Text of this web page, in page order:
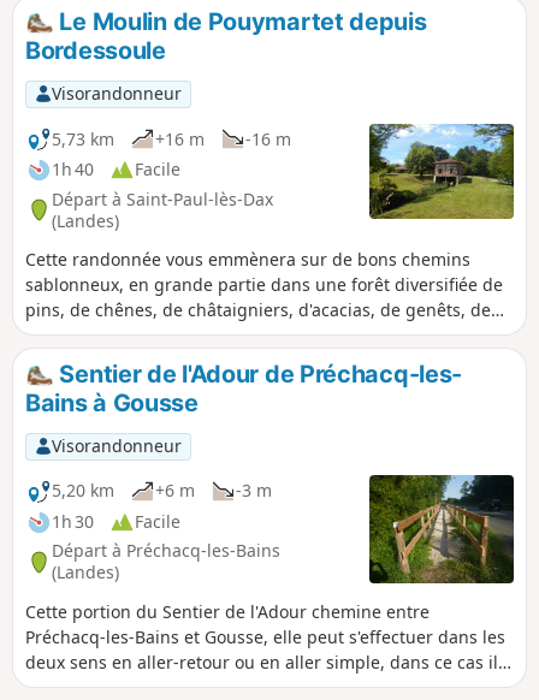
simple, dans ce cas il est nécessaire de
s'organiser à deux véhicules.
Le Moulin de Pouymartet depuis
Bordessoule
Visorandonneur
5,73 km
+16 m
-16 m
1h 40
Facile
Départ à Saint-Paul-lès-Dax
(Landes)
Cette randonnée vous emmènera sur de bons chemins
sablonneux, en grande partie dans une forêt diversifiée de
pins, de chênes, de châtaigniers, d'acacias, de genêts, de
fougères etc... Vous pourrez admirer depuis le Chemin de
Bouhette, le magnifique Moulin de Pouymartet et traverser
le Ruisseau de Cabanes sur un étroit pont de 30 cm (facile).
Sentier de l'Adour de Préchacq-les-
Bains à Gousse
Visorandonneur
5,20 km
+6 m
-3 m
1h 30
Facile
Départ à Préchacq-les-Bains
(Landes)
Cette portion du Sentier de l'Adour chemine entre
Préchacq-les-Bains et Gousse, elle peut s'effectuer dans les
deux sens en aller-retour ou en aller simple, dans ce cas il
est nécessaire de s'organiser à deux véhicules.